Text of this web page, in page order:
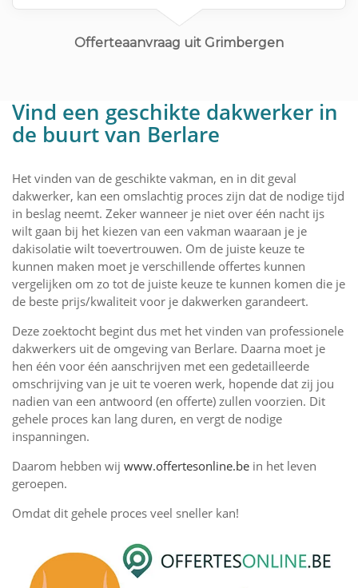
Offerteaanvraag uit Grimbergen
Vind een geschikte dakwerker in
de buurt van Berlare
Het vinden van de geschikte vakman, en in dit geval
dakwerker, kan een omslachtig proces zijn dat de nodige tijd
in beslag neemt. Zeker wanneer je niet over één nacht ijs
wilt gaan bij het kiezen van een vakman waaraan je je
dakisolatie wilt toevertrouwen. Om de juiste keuze te
kunnen maken moet je verschillende offertes kunnen
vergelijken om zo tot de juiste keuze te kunnen komen die je
de beste prijs/kwaliteit voor je dakwerken garandeert.
Deze zoektocht begint dus met het vinden van professionele
dakwerkers uit de omgeving van Berlare. Daarna moet je
hen één voor één aanschrijven met een gedetailleerde
omschrijving van je uit te voeren werk, hopende dat zij jou
nadien van een antwoord (en offerte) zullen voorzien. Dit
gehele proces kan lang duren, en vergt de nodige
inspanningen.
Daarom hebben wij www.offertesonline.be in het leven
geroepen.
Omdat dit gehele proces veel sneller kan!